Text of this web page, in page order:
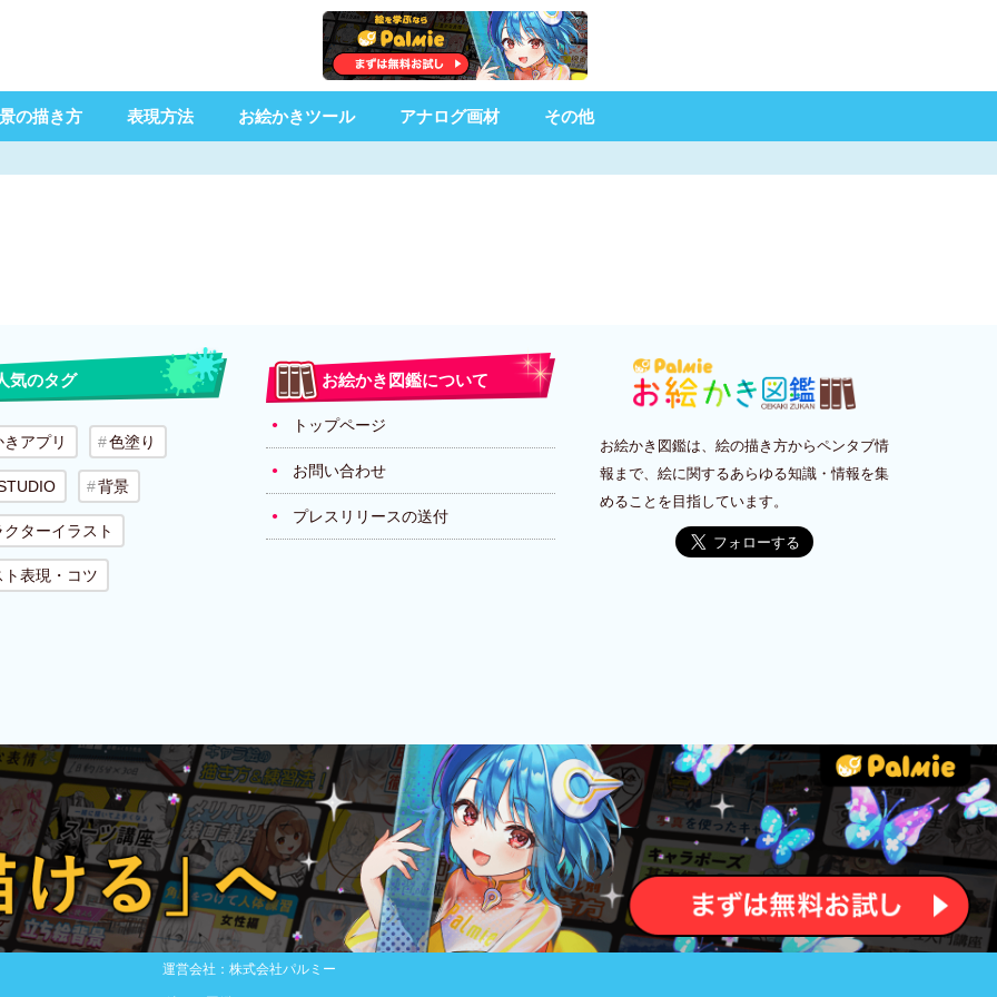
の描き方 表現方法 お絵かきツール アナログ画材 その他
気のタグ
アプリ 色塗り
背景
ターイラスト
ト表現・コツ
お絵かき図鑑について
トップページ
お問い合わせ
プレスリリースの送付
お絵かき図鑑は、絵の描き方からペンタブ情
報まで、絵に関するあらゆる知識・情報を集
めることを目指しています。
運営会社：株式会社パルミー